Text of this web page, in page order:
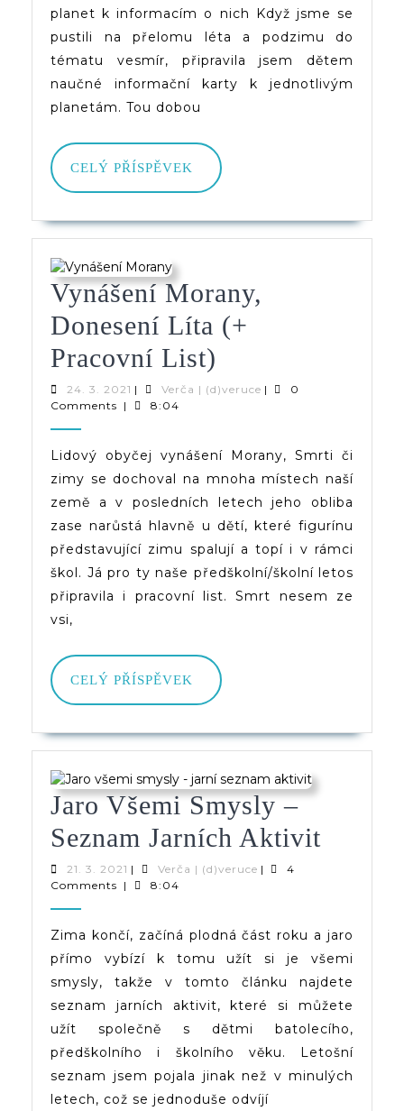
K
Tisku
planet k informacím o nich Když jsme se
pustili na přelomu léta a podzimu do
tématu vesmír, připravila jsem dětem
naučné informační karty k jednotlivým
planetám. Tou dobou
CELÝ PŘÍSPĚVEK
CELÝ
PŘÍSPĚVEK
Vynášení Morany,
Donesení Líta (+
Pracovní List)
Morany,
Líta
(+
Pracovní
List)
24. 3. 2021 24.
3.
| Verča | (d)veruceVerča
|
0
Comments | 8:04
Lidový obyčej vynášení Morany, Smrti či
zimy se dochoval na mnoha místech naší
země a v posledních letech jeho obliba
zase narůstá hlavně u dětí, které figurínu
představující zimu spalují a topí i v rámci
škol. Já pro ty naše předškolní/školní letos
připravila i pracovní list. Smrt nesem ze
vsi,
CELÝ PŘÍSPĚVEK
CELÝ
PŘÍSPĚVEK
Jaro Všemi Smysly –
Seznam Jarních Aktivit
–
Jarních
Aktivit
21. 3. 2021 21.
3.
| Verča | (d)veruceVerča
|
4
Comments | 8:04
Zima končí, začíná plodná část roku a jaro
přímo vybízí k tomu užít si je všemi
smysly, takže v tomto článku najdete
seznam jarních aktivit, které si můžete
užít společně s dětmi batolecího,
předškolního i školního věku. Letošní
seznam jsem pojala jinak než v minulých
letech, což se jednoduše odvíjí